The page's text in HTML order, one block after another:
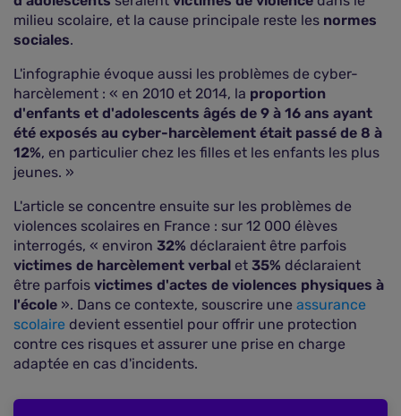
milieu scolaire, et la cause principale reste les normes
sociales.
L'infographie évoque aussi les problèmes de cyber-
harcèlement : « en 2010 et 2014, la proportion
d'enfants et d'adolescents âgés de 9 à 16 ans ayant
été exposés au cyber-harcèlement était passé de 8 à
12%, en particulier chez les filles et les enfants les plus
jeunes. »
L'article se concentre ensuite sur les problèmes de
violences scolaires en France : sur 12 000 élèves
interrogés, « environ 32% déclaraient être parfois
victimes de harcèlement verbal et 35% déclaraient
être parfois victimes d'actes de violences physiques à
l'école ». Dans ce contexte, souscrire une assurance
scolaire devient essentiel pour offrir une protection
contre ces risques et assurer une prise en charge
adaptée en cas d'incidents.